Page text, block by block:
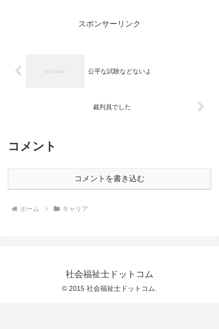
た瞬間、その人は一気に好きなこスポンサーリンク
公平な試験などないよ
裁判員でした
コメント
コメントを書き込む
ホーム キャリア
社会福祉士ドットコム
© 2015 社会福祉士ドットコム.